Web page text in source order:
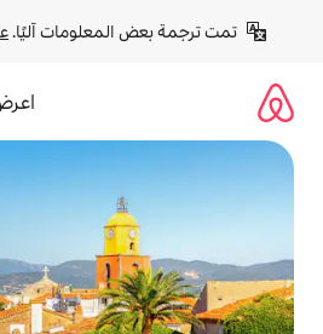
آليًا. عرض النص باللغة الأصلية